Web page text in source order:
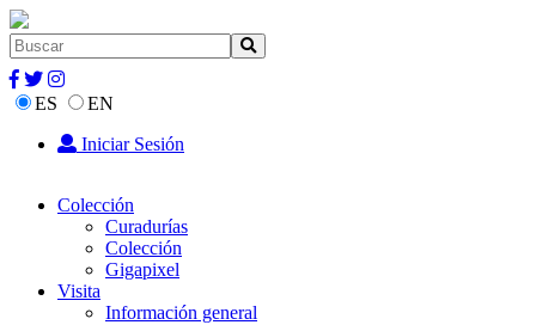
ES
EN
Iniciar Sesión
Colección
Curadurías
Colección
Gigapixel
Visita
Información general